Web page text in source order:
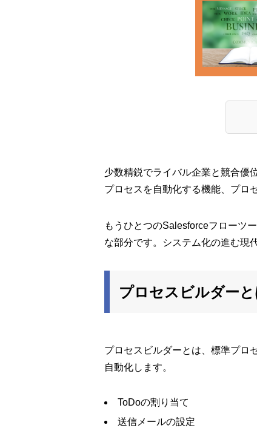
少数精鋭でライバル企業と競合優
プロセスを自動化する機能、プロ
もうひとつのSalesforceフローツ
な部分です。システム化の進む現
プロセスビルダーと
プロセスビルダーとは、標準プロ
自動化します。
ToDoの割り当て
送信メールの設定